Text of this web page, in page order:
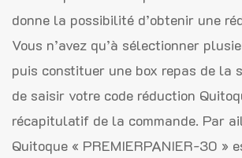
donne la possibilité d’obtenir une
Vous n’avez qu’à sélectionner
puis constituer une box repas de la
de saisir votre code réduction
récapitulatif de la commande. Par
Quitoque « PREMIERPANIER-30 »